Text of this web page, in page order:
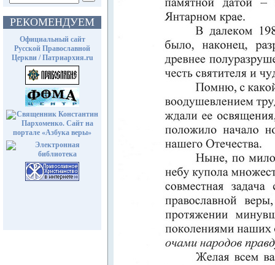
РЕКОМЕНДУЕМ
Официальный сайт
Русской Православной
Церкви / Патриархия.ru